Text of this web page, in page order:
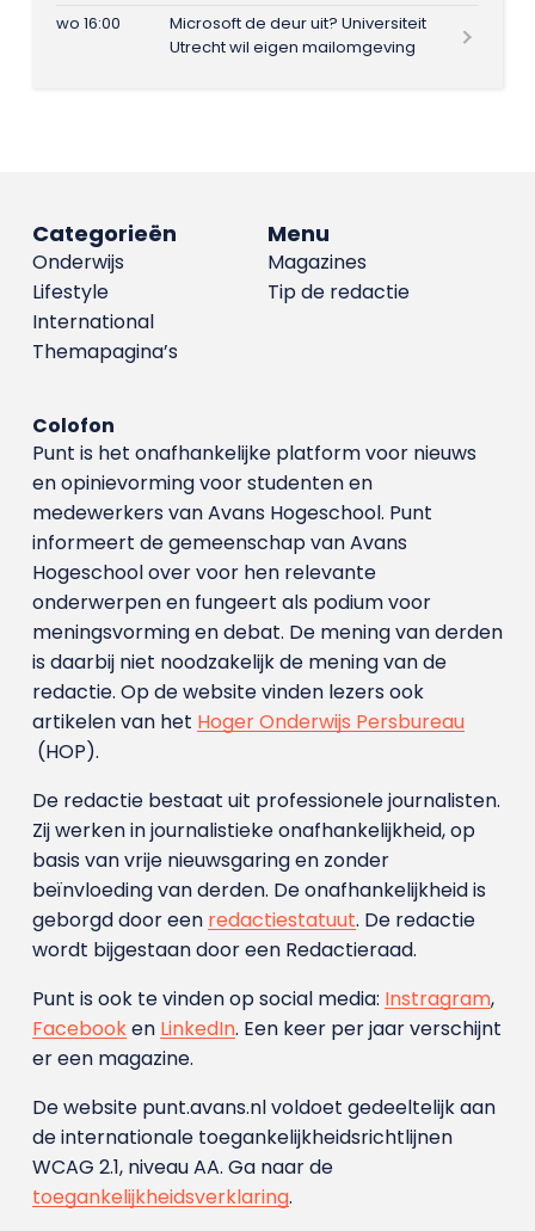
wo 16:00
Microsoft de deur uit? Universiteit
Utrecht wil eigen mailomgeving
Menu
Magazines
Tip de redactie
Categorieën
Onderwijs
Lifestyle
International
Themapagina’s
Colofon
Punt is het onafhankelijke platform voor nieuws
en opinievorming voor studenten en
medewerkers van Avans Hoge­school. Punt
informeert de gemeenschap van Avans
Hogeschool over voor hen relevante
onderwerpen en fungeert als podium voor
meningsvorming en debat. De mening van derden
is daarbij niet noodzakelijk de mening van de
redactie. Op de website vinden lezers ook
artikelen van het Hoger Onderwijs Persbureau
(HOP).
De redactie bestaat uit professionele journalisten.
Zij werken in journalistieke onafhankelijkheid, op
basis van vrije nieuwsgaring en zonder
beïnvloeding van derden. De onafhankelijkheid is
geborgd door een redactiestatuut. De redactie
wordt bijgestaan door een Redactieraad.
Punt is ook te vinden op social media: Instragram,
Facebooken LinkedIn. Een keer per jaar verschijnt
er een magazine.
De website punt.avans.nl voldoet gedeeltelijk aan
de internationale toegankelijkheidsrichtlijnen
WCAG 2.1, niveau AA. Ga naar de
toegankelijkheidsverklaring.